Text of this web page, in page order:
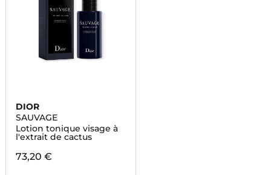
DIOR
SAUVAGE
Lotion tonique visage à
l'extrait de cactus
73,20 €